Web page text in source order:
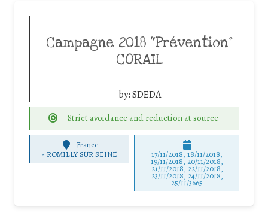
Campagne 2018 “Prévention”
CORAIL
by:SDEDA
Strict avoidance and reduction at source
France
- ROMILLY SUR SEINE 17/11/2018, 18/11/2018,
19/11/2018, 20/11/2018,
21/11/2018, 22/11/2018,
23/11/2018, 24/11/2018,
25/11/3665